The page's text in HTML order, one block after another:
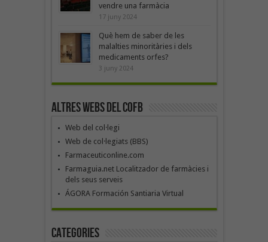
vendre una farmàcia
17 juny 2024
Què hem de saber de les
malalties minoritàries i dels
medicaments orfes?
3 juny 2024
Altres webs del COFB
Web del col·legi
Web de col·legiats (BBS)
Farmaceuticonline.com
Farmaguia.net Localitzador de farmàcies i
dels seus serveis
ÁGORA Formación Santiaria Virtual
Categories